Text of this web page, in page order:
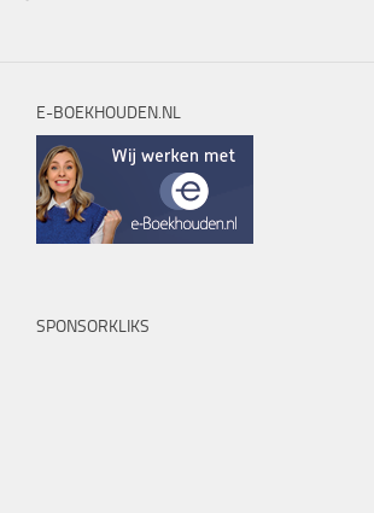
E-BOEKHOUDEN.NL
SPONSORKLIKS